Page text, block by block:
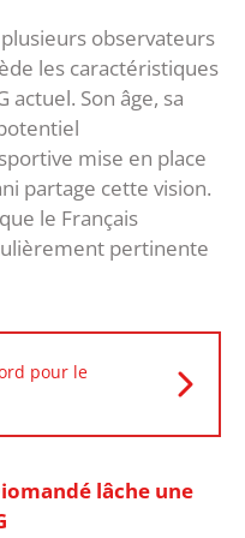
observateurs
les caractéristiques
actuel. Son âge, sa
mise en place
partage cette vision.
le Français
pertinente
pour le
lâche une